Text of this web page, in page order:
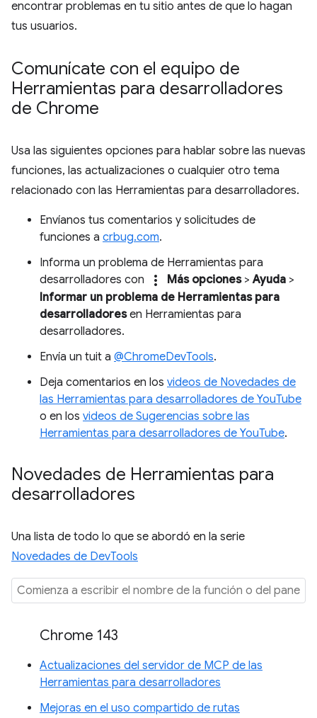
encontrar problemas en tu sitio antes de que lo hagan
tus usuarios.
Comunícate con el equipo de
Herramientas para desarrolladores
de Chrome
Usa las siguientes opciones para hablar sobre las nuevas
funciones, las actualizaciones o cualquier otro tema
relacionado con las Herramientas para desarrolladores.
Envíanos tus comentarios y solicitudes de
funciones a crbug.com.
Informa un problema de Herramientas para
desarrolladores con
more_vert Más opciones>Ayuda >
Informar un problema de Herramientas para
desarrolladoresen Herramientas para
desarrolladores.
Envía un tuit a @ChromeDevTools.
Deja comentarios en los videos de Novedades de
las Herramientas para desarrolladores de YouTube
o en los videos de Sugerencias sobre las
Herramientas para desarrolladores de YouTube.
Novedades de Herramientas para
desarrolladores
Una lista de todo lo que se abordó en la serie
Novedades de DevTools
Chrome 143
Actualizaciones del servidor de MCP de las
Herramientas para desarrolladores
Mejoras en el uso compartido de rutas